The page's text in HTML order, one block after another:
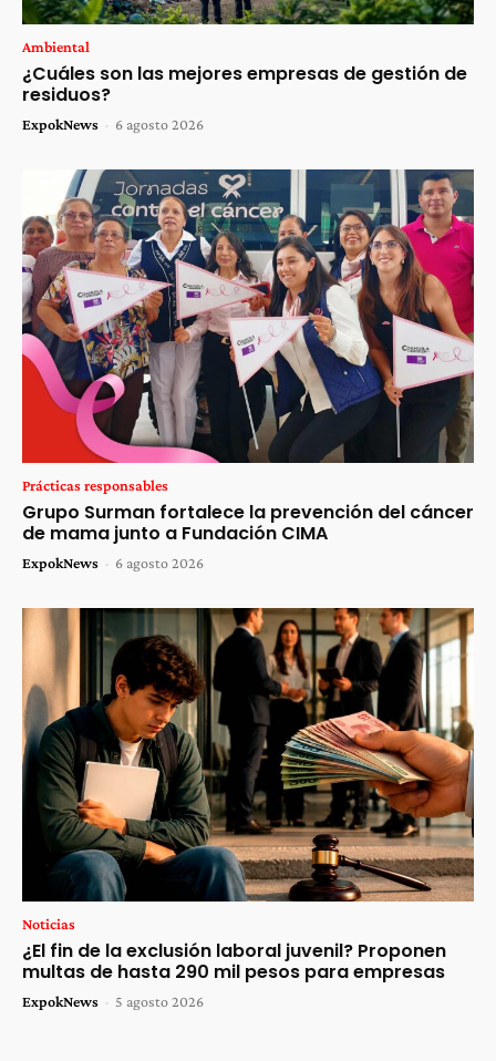
Ambiental
¿Cuáles son las mejores empresas de gestión de
residuos?
ExpokNews - 6 agosto 2026
Prácticas responsables
Grupo Surman fortalece la prevención del cáncer
de mama junto a Fundación CIMA
ExpokNews - 6 agosto 2026
Noticias
¿El fin de la exclusión laboral juvenil? Proponen
multas de hasta 290 mil pesos para empresas
ExpokNews - 5 agosto 2026